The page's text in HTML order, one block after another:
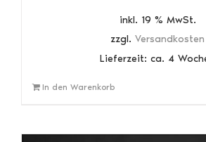
inkl. 19 % MwSt.
zzgl. Versandkosten
Lieferzeit: ca. 4
In den Warenkorb